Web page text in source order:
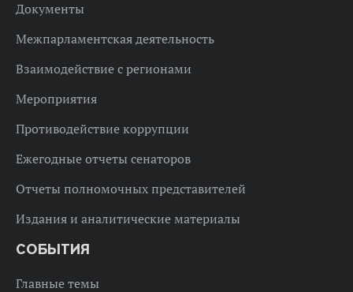
Документы
Межпарламентская деятельность
Взаимодействие с регионами
Мероприятия
Противодействие коррупции
Ежегодные отчеты сенаторов
Отчеты полномочных представителей
Издания и аналитические материалы
СОБЫТИЯ
Главные темы